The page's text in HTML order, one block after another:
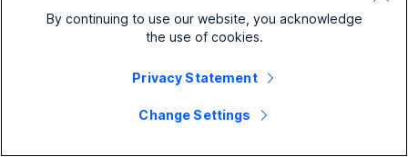
Если аудитория похлопает, будет
высоком уровне.Однаковероятность
на то, что он не распознает этого
By continuing to use our website, you acknowledge
the use of cookies.
Privacy Statement
Change Settings